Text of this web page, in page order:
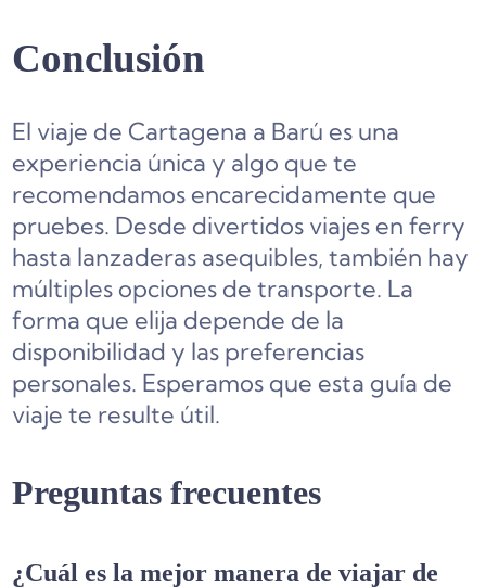
Conclusión
El viaje de Cartagena a Barú es una
experiencia única y algo que te
recomendamos encarecidamente que
pruebes. Desde divertidos viajes en ferry
hasta lanzaderas asequibles, también hay
múltiples opciones de transporte. La
forma que elija depende de la
disponibilidad y las preferencias
personales. Esperamos que esta guía de
viaje te resulte útil.
Preguntas frecuentes
¿Cuál es la mejor manera de viajar de